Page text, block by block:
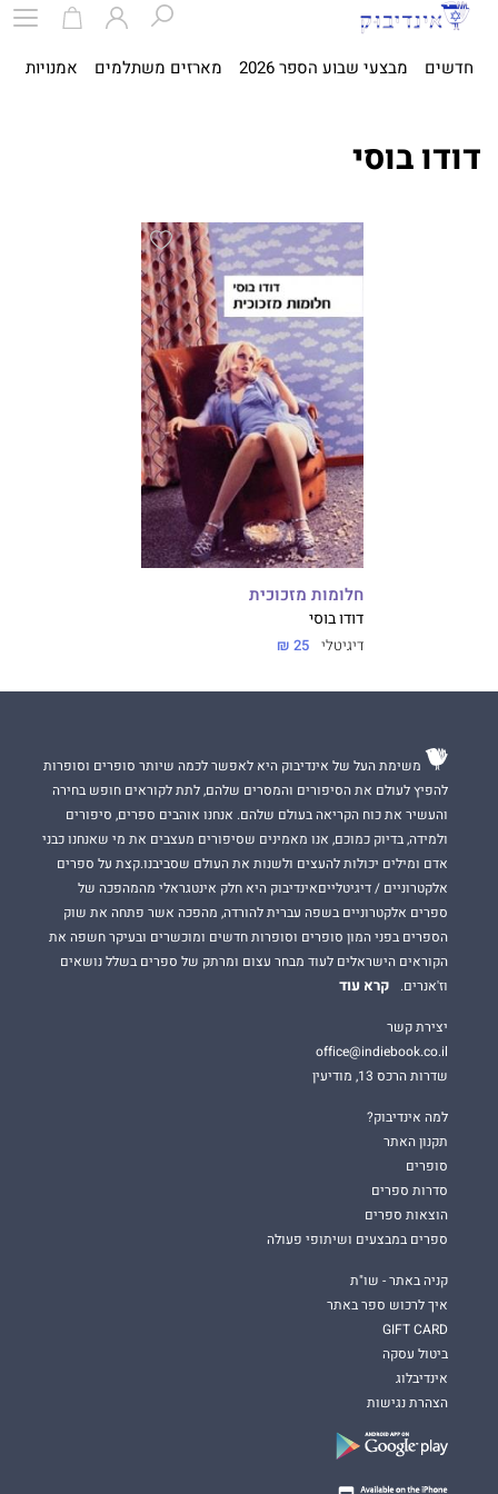
חדשים מבצעי שבוע הספר 2026 מארזים משתלמים אמנויות
דודו בוסי
חלומות מזכוכית
דודו בוסי
דיגיטלי 25 ₪
משימת העל של אינדיבוק היא לאפשר לכמה שיותר סופרים וסופרות
להפיץ לעולם את הסיפורים והמסרים שלהם, לתת לקוראים חופש בחירה
והעשיר את כוח הקריאה בעולם שלהם. אנחנו אוהבים ספרים, סיפורים
ולמידה, בדיוק כמוכם, אנו מאמינים שסיפורים מעצבים את מי שאנחנו כבני
אדם ומילים יכולות להעצים ולשנות את העולם שסביבנו.קצת על ספרים
אלקטרוניים / דיגיטלייםאינדיבוק היא חלק אינטגראלי מהמהפכה של
ספרים אלקטרוניים בשפה עברית להורדה, מהפכה אשר פתחה את שוק
הספרים בפני המון סופרים וסופרות חדשים ומוכשרים ובעיקר חשפה את
הקוראים הישראלים לעוד מבחר עצום ומרתק של ספרים בשלל נושאים
וז'אנרים.
קרא עוד
יצירת קשר
office@indiebook.co.il
שדרות הרכס 13, מודיעין
למה אינדיבוק?
תקנון האתר
סופרים
סדרות ספרים
הוצאות ספרים
ספרים במבצעים ושיתופי פעולה
קניה באתר - שו"ת
איך לרכוש ספר באתר
GIFT CARD
ביטול עסקה
אינדיבלוג
הצהרת נגישות